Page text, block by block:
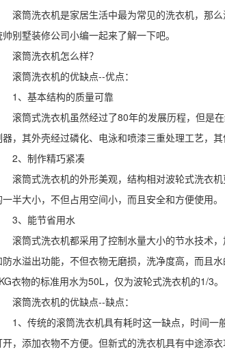
滚筒洗衣机是家居生活中最为常见的洗衣机，那
帅别墅装修公司小编一起来了解一下吧。
滚筒洗衣机怎么样？
滚筒洗衣机的优缺点--优点：
1、基本结构的质量可靠
滚筒式洗衣机虽然经过了80年的发展历程，但是
器，其外壳经过磷化、电泳和喷漆三重处理工艺，
2、制作精巧紧凑
滚筒式洗衣机的外形美观，结构相对波轮式洗衣
一半大小，不但占用空间小，而且安全和方便使用。
3、能节省用水
滚筒式洗衣机都采用了控制水量大小的节水技术
防水溢出功能，不但衣物无磨损，洗净度高，而且
衣物的标准用水为50L，仅为波轮式洗衣机的1/3。
滚筒洗衣机的优缺点--缺点：
1、传统的滚筒洗衣机具有耗时这一缺点，时间
开，添加衣物不方便。但新式的洗衣机具有中途添衣